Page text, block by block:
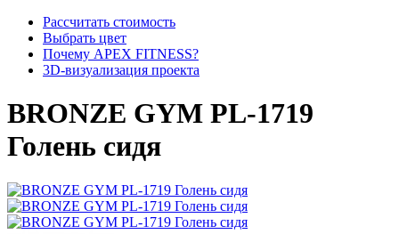
Рассчитать стоимость
Выбрать цвет
Почему APEX FITNESS?
3D-визуализация проекта
BRONZE GYM PL-1719
Голень сидя